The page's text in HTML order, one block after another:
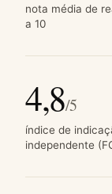
nota média de
a 10
4,8/5
índice de
independente